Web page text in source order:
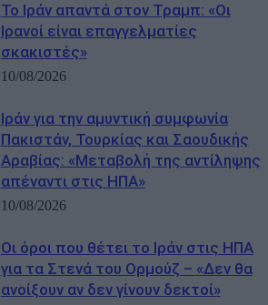
Το Ιράν απαντά στον Τραμπ: «Οι
Ιρανοί είναι επαγγελματίες
σκακιστές»
10/08/2026
Ιράν για την αμυντική συμφωνία
Πακιστάν, Τουρκίας και Σαουδικής
Αραβίας: «Μεταβολή της αντίληψης
απέναντι στις ΗΠΑ»
10/08/2026
Οι όροι που θέτει το Ιράν στις ΗΠΑ
για τα Στενά του Ορμούζ – «Δεν θα
ανοίξουν αν δεν γίνουν δεκτοί»